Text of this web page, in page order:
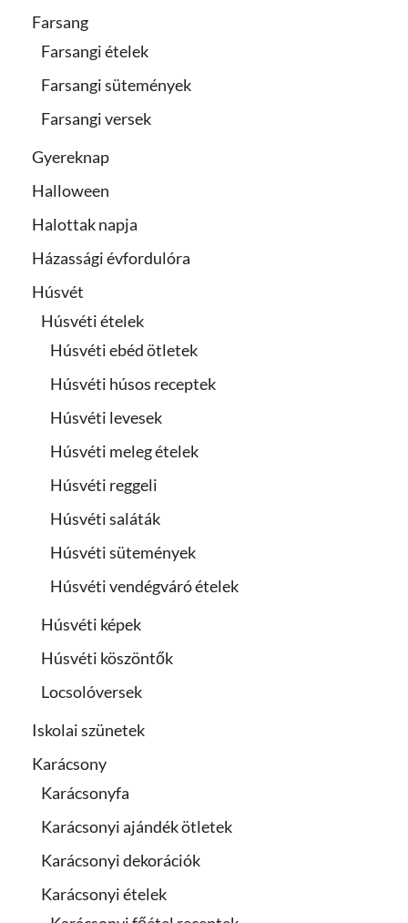
Farsang
Farsangi ételek
Farsangi sütemények
Farsangi versek
Gyereknap
Halloween
Halottak napja
Házassági évfordulóra
Húsvét
Húsvéti ételek
Húsvéti ebéd ötletek
Húsvéti húsos receptek
Húsvéti levesek
Húsvéti meleg ételek
Húsvéti reggeli
Húsvéti saláták
Húsvéti sütemények
Húsvéti vendégváró ételek
Húsvéti képek
Húsvéti köszöntők
Locsolóversek
Iskolai szünetek
Karácsony
Karácsonyfa
Karácsonyi ajándék ötletek
Karácsonyi dekorációk
Karácsonyi ételek